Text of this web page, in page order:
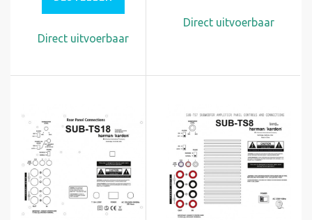
Direct uitvoerbaar
Direct uitvoerbaar